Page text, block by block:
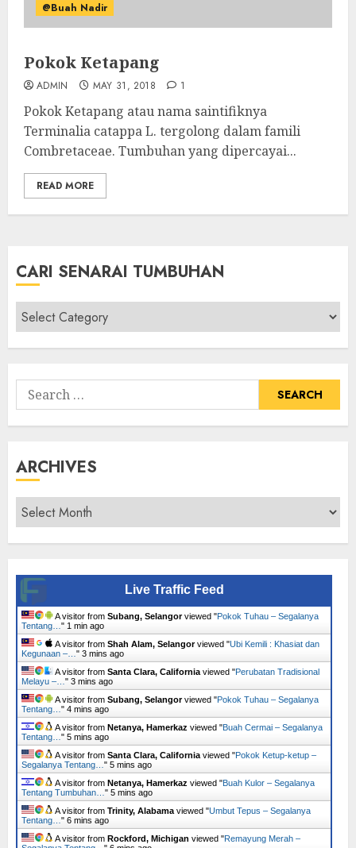
@Buah Nadir
Pokok Ketapang
ADMIN MAY 31, 2018 1
Pokok Ketapang atau nama saintifiknya
Terminalia catappa L. tergolong dalam famili
Combretaceae. Tumbuhan yang dipercayai...
READ MORE
CARI SENARAI TUMBUHAN
Cari
Senarai
Tumbuhan
Search
for:
ARCHIVES
Archives
Live Traffic Feed
A visitor from Subang, Selangorviewed "Pokok Tuhau – Segalanya
Tentang… " 1 min ago
A visitor from Shah Alam, Selangorviewed "Ubi Kemili : Khasiat dan
Kegunaan –… " 3 mins ago
A visitor from Santa Clara, California viewed "Perubatan Tradisional
Melayu –… " 4 mins ago
A visitor from Subang, Selangorviewed "Pokok Tuhau – Segalanya
Tentang… " 4 mins ago
A visitor from Netanya, Hamerkaz viewed "Buah Cermai – Segalanya
Tentang… " 5 mins ago
A visitor from Santa Clara, California viewed "Pokok Ketup-ketup –
Segalanya Tentang… " 5 mins ago
A visitor from Netanya, Hamerkaz viewed "Buah Kulor – Segalanya
Tentang Tumbuhan… " 6 mins ago
A visitor from Trinity, Alabama viewed "Umbut Tepus – Segalanya
Tentang… " 6 mins ago
A visitor from Rockford, Michigan viewed "Remayung Merah –